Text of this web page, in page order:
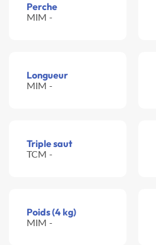
Perche
MIM -
Longueur
MIM -
Triple saut
TCM -
Poids (4 kg)
MIM -